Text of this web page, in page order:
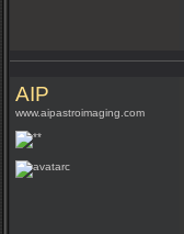
AIP
www.aipastroimaging.com